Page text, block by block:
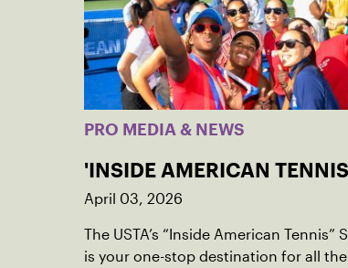
PRO MEDIA & NEWS
'INSIDE AMERICAN
April 03, 2026
The USTA’s “Inside American Tennis”
is your one-stop destination for all